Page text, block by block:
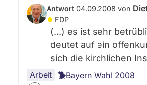
Antwort 04.09.2008 von
FDP
(...) es ist sehr
deutet auf ein
sich die kirchlichen
Arbeit Bayern Wahl 2008